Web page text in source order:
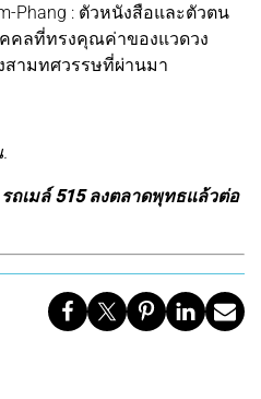
Phang : ตัวหนังสือและตัวตน
คลที่ทรงคุณค่าของแวดวง
สามทศวรรษที่ผ่านมา
รถเมล์ 515 ลงตลาดพุทธแล้วต่อ